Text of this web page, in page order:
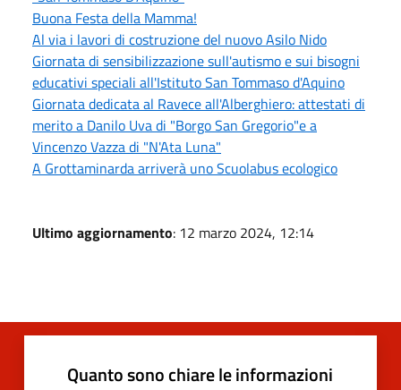
Buona Festa della Mamma!
Al via i lavori di costruzione del nuovo Asilo Nido
Giornata di sensibilizzazione sull'autismo e sui bisogni
educativi speciali all'Istituto San Tommaso d'Aquino
Giornata dedicata al Ravece all'Alberghiero: attestati di
merito a Danilo Uva di "Borgo San Gregorio"e a
Vincenzo Vazza di "N'Ata Luna"
A Grottaminarda arriverà uno Scuolabus ecologico
Ultimo aggiornamento: 12 marzo 2024, 12:14
Quanto sono chiare le informazioni